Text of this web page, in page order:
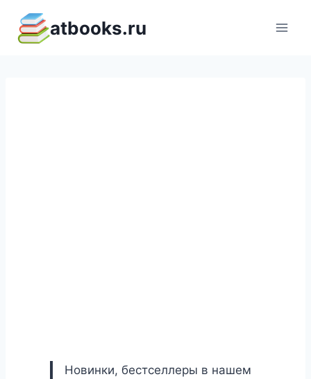
содержимому
atbooks.ru
Новинки, бестселлеры в нашем